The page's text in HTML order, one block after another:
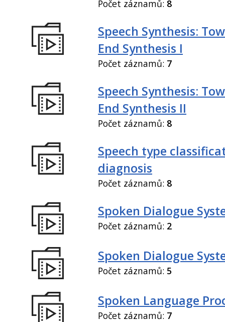
Počet záznamů: 8
Speech Synthesis:
End Synthesis I
Počet záznamů: 7
Speech Synthesis:
End Synthesis II
Počet záznamů: 8
Speech type
diagnosis
Počet záznamů: 8
Spoken Dialogue
Počet záznamů: 2
Spoken Dialogue
Počet záznamů: 5
Spoken Language
Počet záznamů: 7